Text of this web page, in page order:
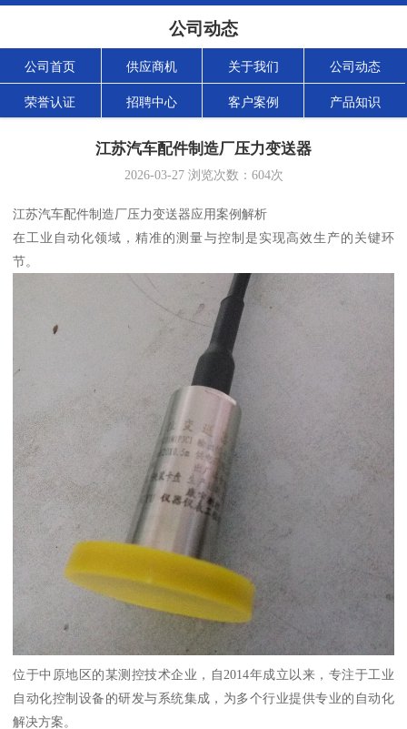
公司动态
公司首页 供应商机 关于我们 公司动态
荣誉认证 招聘中心 客户案例 产品知识
江苏汽车配件制造厂压力变送器
2026-03-27浏览次数： 604次
江苏汽车配件制造厂压力变送器应用案例解析
在工业自动化领域，精准的测量与控制是实现高效生产的关键环
节。
位于中原地区的某测控技术企业，自2014年成立以来，专注于工业
自动化控制设备的研发与系统集成，为多个行业提供专业的自动化
解决方案。